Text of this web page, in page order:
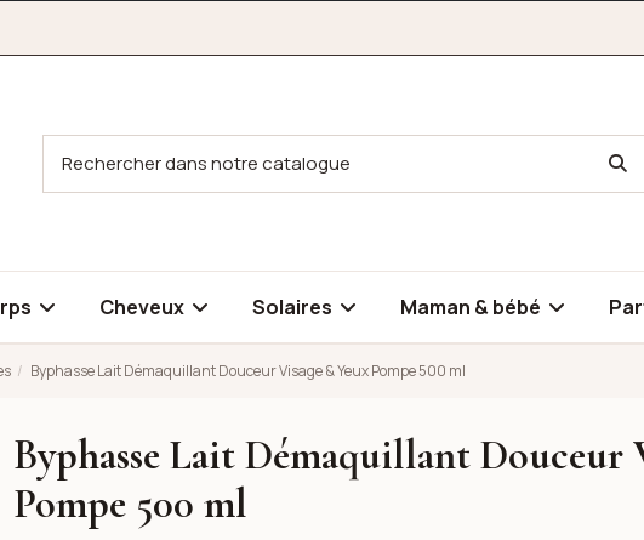
Cheveux Solaires Maman & bébé
Byphasse Lait Démaquillant Douceur Visage & Yeux Pompe 500 ml
Visage & Yeux Pompe 500 ml
Byphasse Lait Démaquillant Douceur
Pompe 500 ml